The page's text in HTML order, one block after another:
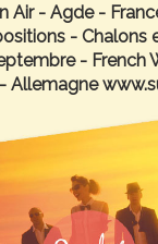
Air - Agde -
- Chalons
- French
Allemagne